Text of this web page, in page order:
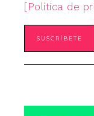
[Política de